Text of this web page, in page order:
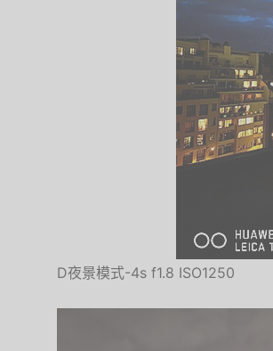
D夜景模式-4s f1.8 ISO1250